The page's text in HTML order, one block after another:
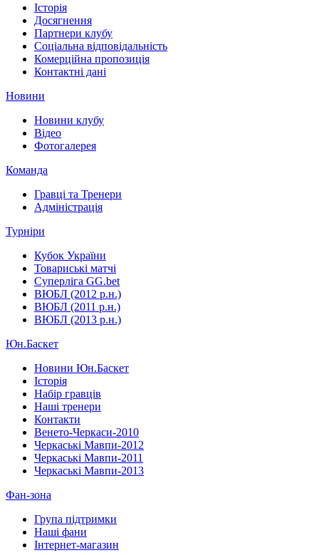
Історія
Досягнення
Партнери клубу
Соціальна відповідальність
Комерційна пропозиція
Контактні дані
Новини
Новини клубу
Відео
Фотогалерея
Команда
Гравці та Тренери
Адміністрація
Турніри
Кубок України
Товариські матчі
Суперліга GG.bet
ВЮБЛ (2012 р.н.)
ВЮБЛ (2011 р.н.)
ВЮБЛ (2013 р.н.)
Юн.Баскет
Новини Юн.Баскет
Історія
Набір гравців
Наші тренери
Контакти
Венето-Черкаси-2010
Черкаські Мавпи-2012
Черкаські Мавпи-2011
Черкаські Мавпи-2013
Фан-зона
Група підтримки
Наші фани
Інтернет-магазин